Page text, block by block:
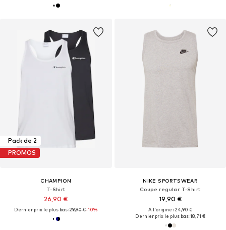
Pack de 2
PROMOS
CHAMPION
T-Shirt
26,90 €
Dernier prix le plus bas :29,90 €-10%
NIKE SPORTSWEAR
Coupe regular T-Shirt
19,90 €
À l'origine : 24,90 €
Dernier prix le plus bas :18,71 €